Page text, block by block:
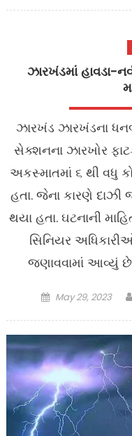
ઝારખંડમાં હાવડા-
ઝારખંડ ઝારખંડના
સેક્શનના ઝારખોર
અકસ્માતમાં ૬ થી વધુ
હતા. જેના કારણે દાઝી
થયા હતા. ઘટનાની
સિનિયર
જણાવવામાં આવ્યું છે
Posted
May 29, 2023